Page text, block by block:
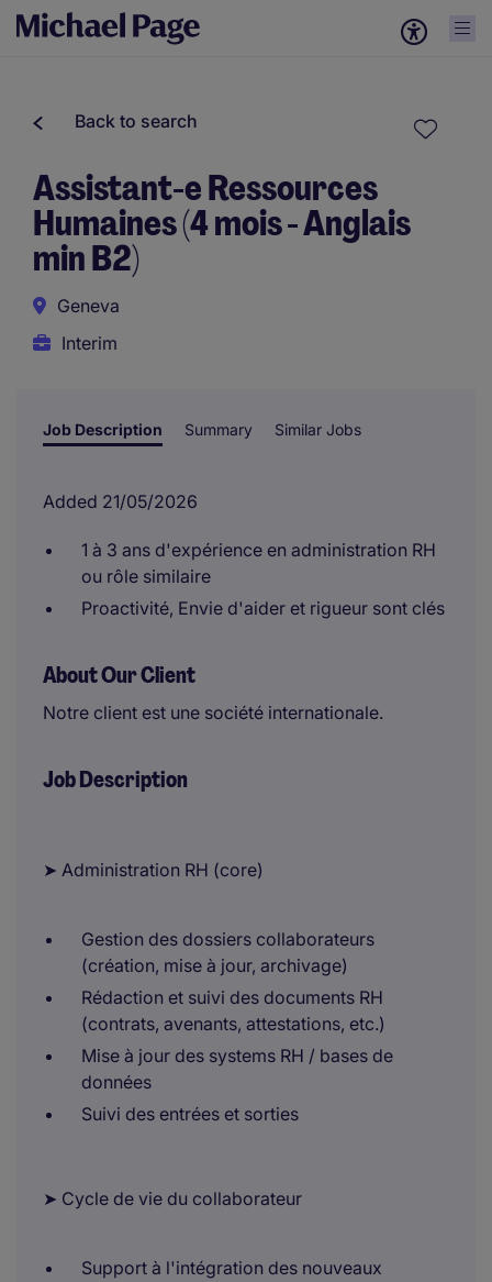
Back to search
Assistant-e Ressources
Humaines (4 mois - Anglais
min B2)
Geneva
Interim
Job Description Summary Similar Jobs
Added 21/05/2026
1 à 3 ans d'expérience en administration RH
ou rôle similaire
Proactivité, Envie d'aider et rigueur sont clés
About Our Client
Notre client est une société internationale.
Job Description
➤ Administration RH (core)
Gestion des dossiers collaborateurs
(création, mise à jour, archivage)
Rédaction et suivi des documents RH
(contrats, avenants, attestations, etc.)
Mise à jour des systems RH / bases de
données
Suivi des entrées et sorties
➤ Cycle de vie du collaborateur
Support à l'intégration des nouveaux